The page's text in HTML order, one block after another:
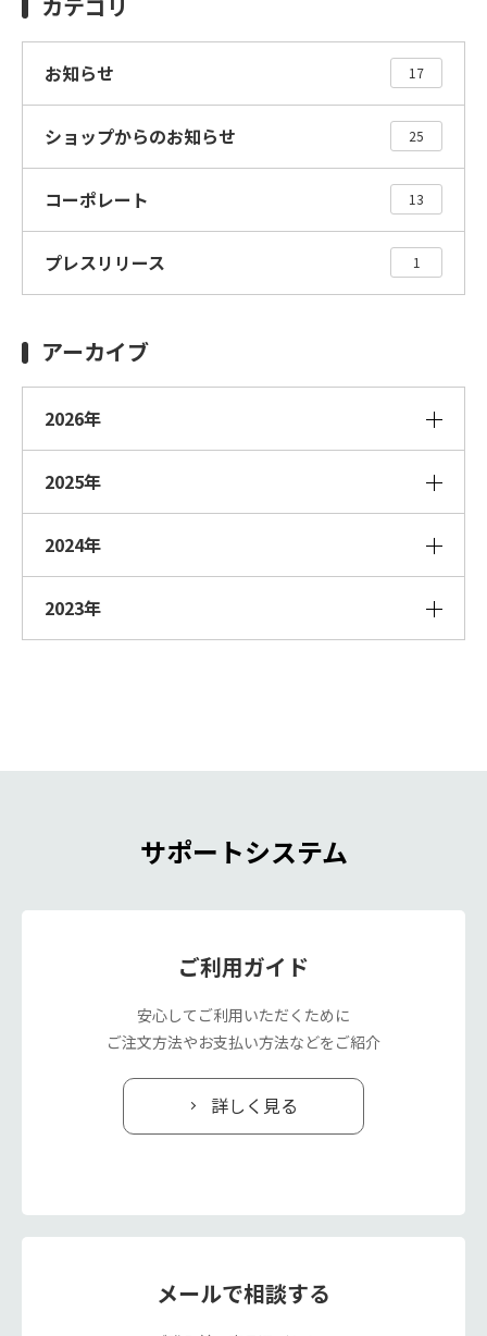
お知らせ 17
ショップからのお知らせ 25
コーポレート 13
プレスリリース 1
アーカイブ
2026年
2025年
2024年
2023年
サポートシステム
ご利用ガイド
安心してご利用いただくために
ご注文方法やお支払い方法などをご紹介
詳しく見る
メールで相談する